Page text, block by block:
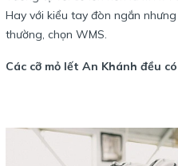
Hay với kiểu tay đòn ngắn
thường, chọn WMS.
Các cỡ mỏ lết An Khánh đều